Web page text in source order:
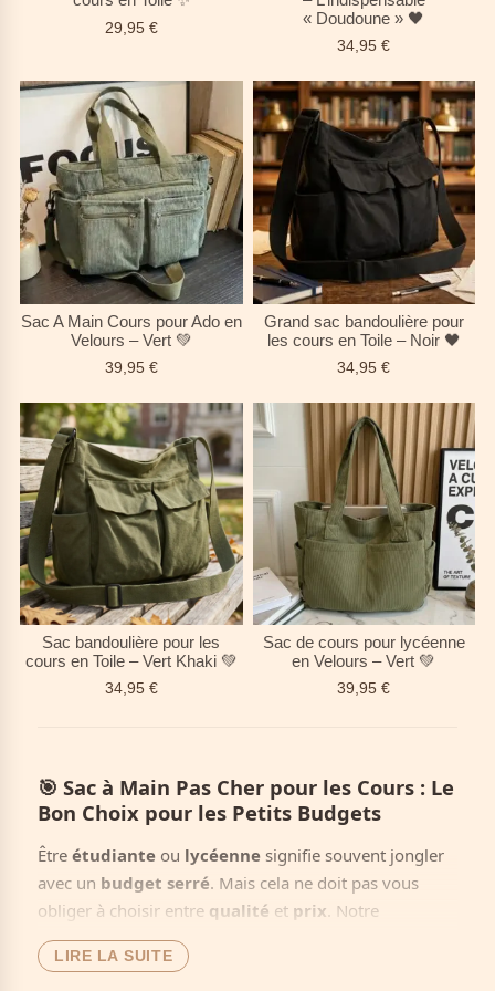
29,95 €
« Doudoune » 🖤
34,95€
Sac A Main Cours pour Ado en
Velours – Vert 💚
39,95 €
Grand sac bandoulière pour
les cours en Toile – Noir 🖤
34,95€
Sac bandoulière pour les
cours en Toile – Vert Khaki 💚
34,95 €
Sac de cours pour lycéenne
en Velours – Vert 💚
39,95€
🎯 Sac à Main Pas Cher pour les Cours : Le
Bon Choix pour les Petits Budgets
Être étudiante ou lycéenne signifie souvent jongler
avec un budget serré. Mais cela ne doit pas vous
obliger à choisir entre qualité et prix . Notre
collection Sac à Main Pas Cher pour les Cours
prouve que vous pouvez avoir les deux ! Pour une vue
LIRE LA SUITE